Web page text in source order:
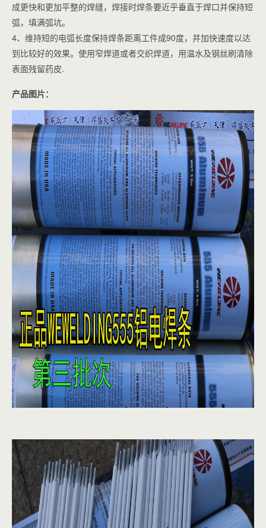
成更快和更加平整的焊缝，焊接时焊条要近乎垂直于焊口并保持短
弧，填满弧坑。
4、维持短的电弧长度保持焊条距离工件成90度，并加快速度以达
到比较好的效果。使用窄焊道或者交织焊道，用温水及钢丝刷清除
表面残留药皮.
产品图片：